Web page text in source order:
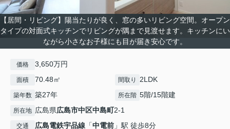
【居間・リビング】陽当たりが良く、窓の多いリビング空間。オープン
タイプの対面式キッチンでリビングが隅まで見渡せます。キッチンにい
ながら小さなお子様にも目が届き安心です。
価格 3,650万円
面積 70.48㎡ 間取り 2LDK
築年数 築27年 所在階 5階/15階建
所在地 広島県広島市中区中島町2-1
交通 広島電鉄宇品線 「中電前 」駅 徒歩8分